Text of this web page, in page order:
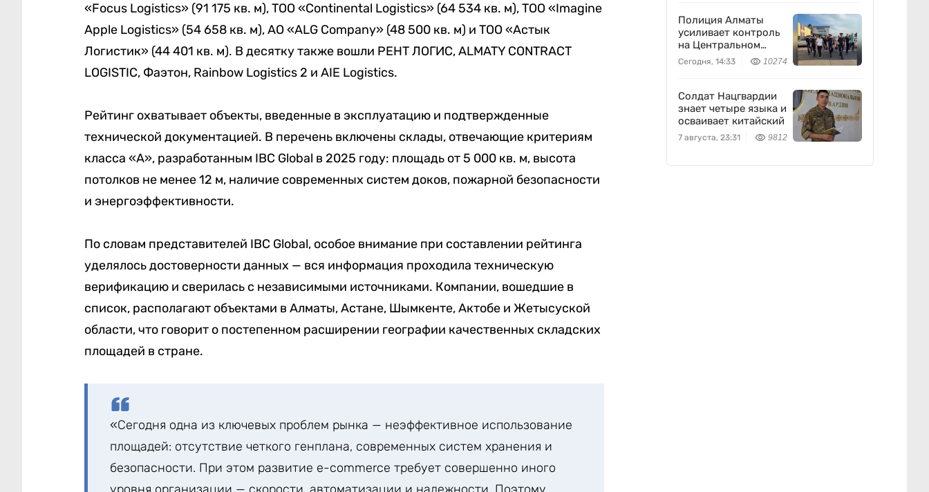
«Focus Logistics» (91 175 кв. м), TOO «Continental Logistics» (64 534 кв. м), TOO «Imagine
Apple Logistics» (54 658 кв. м), АО «ALG Company» (48 500 кв. м) и TOO «Астык
Логистик» (44 401 кв. м). В десятку также вошли РЕНТ ЛОГИС, ALMATY CONTRACT
LOGISTIC, Фаэтон, Rainbow Logistics 2 и AIE Logistics.
Рейтинг охватывает объекты, введенные в эксплуатацию и подтвержденные
технической документацией. В перечень включены склады, отвечающие критериям
класса «А», разработанным IBC Global в 2025 году: площадь от 5 000 кв. м, высота
потолков не менее 12 м, наличие современных систем доков, пожарной безопасности
и энергоэффективности.
По словам представителей IBC Global, особое внимание при составлении рейтинга
уделялось достоверности данных — вся информация проходила техническую
верификацию и сверилась с независимыми источниками. Компании, вошедшие в
список, располагают объектами в Алматы, Астане, Шымкенте, Актобе и Жетысуской
области, что говорит о постепенном расширении географии качественных складских
площадей в стране.
«Сегодня одна из ключевых проблем рынка — неэффективное использование
площадей: отсутствие четкого генплана, современных систем хранения и
безопасности. При этом развитие e-commerce требует совершенно иного
Полиция Алматы
усиливает контроль
на Центральном
вещевом рынке
Сегодня, 14:33 10274
Солдат Нацгвардии
знает четыре языка и
осваивает китайский
7 августа, 23:31 9812